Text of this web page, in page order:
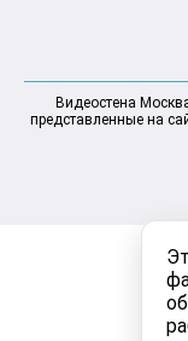
Видеостена
представленные на